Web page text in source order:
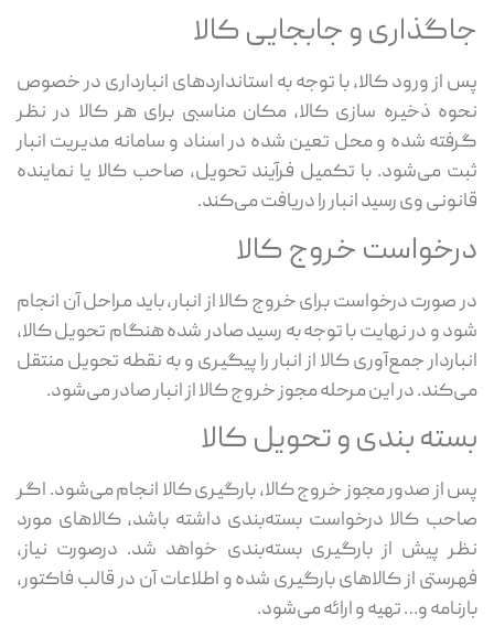
و جابجایی کالا
از ورود کالا، با توجه به استانداردهای انبارداری در خصوص
ذخیره سازی کالا، مکان مناسبی برای هر کالا در نظر
شده و محل تعین شده در اسناد و سامانه‌ مدیریت انبار
می‌شود. با تکمیل فرآیند تحویل، صاحب کالا یا نماینده
وی رسید انبار را دریافت می‌کند.
خروج کالا
صورت درخواست برای خروج کالا از انبار، باید مراحل آن انجام
و در نهایت با توجه به رسید صادر شده هنگام تحویل کالا،
جمع‌آوری کالا از انبار را پیگیری و به نقطه تحویل منتقل
در این مرحله مجوز خروج کالا از انبار صادر می‌شود.
بندی و تحویل کالا
از صدور مجوز خروج کالا، بارگیری کالا انجام می‌شود. اگر
کالا درخواست بسته‌بندی داشته باشد، کالاهای مورد
پیش از بارگیری بسته‌بندی خواهد شد. درصورت نیاز،
از کالاهای بارگیری شده و اطلاعات آن‌ در قالب فاکتور،
و… تهیه و ارائه می‌شود.